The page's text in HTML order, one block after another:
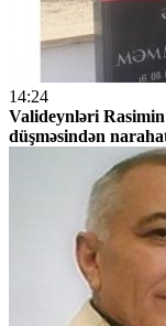
14:24
Valideynləri
düşməsindən